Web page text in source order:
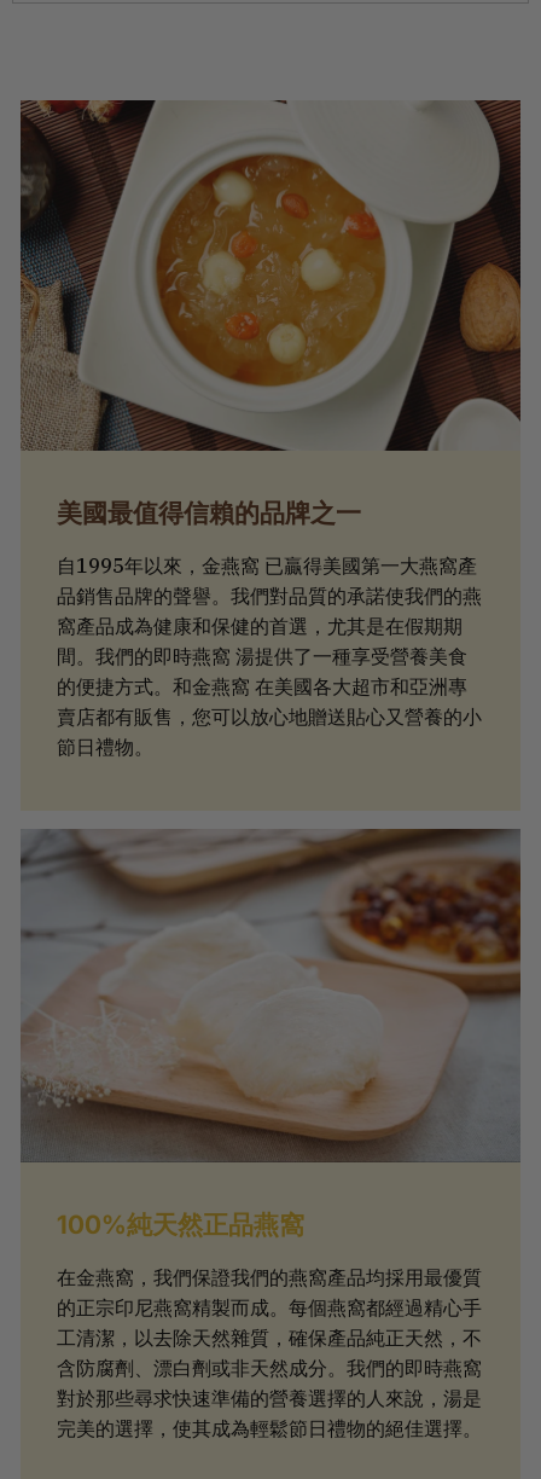
美國最值得信賴的品牌之一
自1995年以來，金燕窩 已贏得美國第一大燕窩產
品銷售品牌的聲譽。我們對品質的承諾使我們的燕
窩產品成為健康和保健的首選，尤其是在假期期
間。我們的即時燕窩 湯提供了一種享受營養美食
的便捷方式。和金燕窩 在美國各大超市和亞洲專
賣店都有販售，您可以放心地贈送貼心又營養的小
節日禮物。
100%純天然正品燕窩
在金燕窩，我們保證我們的燕窩產品均採用最優質
的正宗印尼燕窩精製而成。每個燕窩都經過精心手
工清潔，以去除天然雜質，確保產品純正天然，不
含防腐劑、漂白劑或非天然成分。我們的即時燕窩
對於那些尋求快速準備的營養選擇的人來說，湯是
完美的選擇，使其成為輕鬆節日禮物的絕佳選擇。